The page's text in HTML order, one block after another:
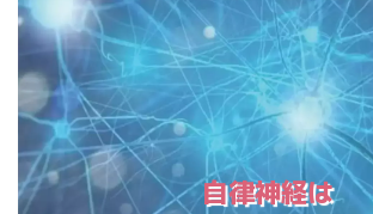
自律神経は